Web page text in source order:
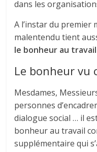
dans les
A l’instar du premier
malentendu tient
le bonheur au
Le bonheur vu
Mesdames,
personnes
dialogue social … il
bonheur au travail
supplémentaire qui